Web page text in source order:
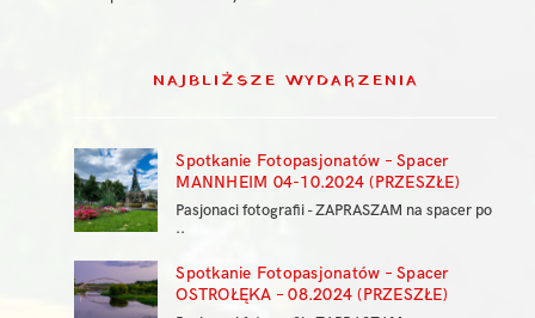
NAJBLIŻSZE WYDARZENIA
Spotkanie Fotopasjonatów – Spacer
MANNHEIM 04-10.2024 (PRZESZŁE)
Pasjonaci fotografii - ZAPRASZAM na spacer po
..
Spotkanie Fotopasjonatów – Spacer
OSTROŁĘKA – 08.2024 (PRZESZŁE)